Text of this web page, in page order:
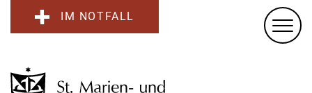
IM NOTFALL